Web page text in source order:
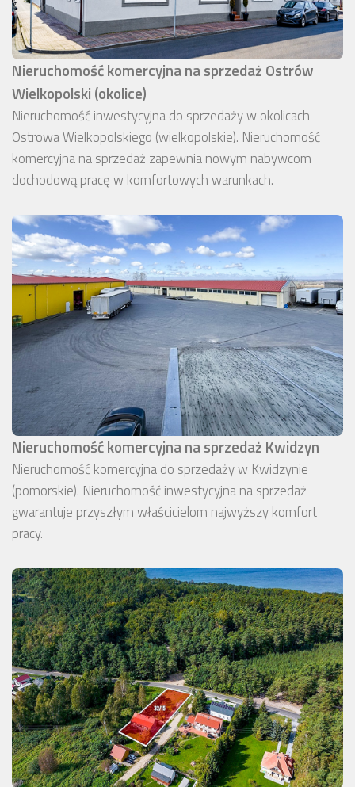
Nieruchomość komercyjna na sprzedaż Ostrów
Wielkopolski (okolice)
Nieruchomość inwestycyjna do sprzedaży w okolicach
Ostrowa Wielkopolskiego (wielkopolskie). Nieruchomość
komercyjna na sprzedaż zapewnia nowym nabywcom
dochodową pracę w komfortowych warunkach.
Nieruchomość komercyjna na sprzedaż Kwidzyn
Nieruchomość komercyjna do sprzedaży w Kwidzynie
(pomorskie). Nieruchomość inwestycyjna na sprzedaż
gwarantuje przyszłym właścicielom najwyższy komfort
pracy.